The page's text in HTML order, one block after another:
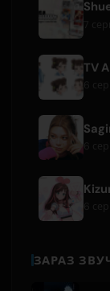
ЗАРАЗ